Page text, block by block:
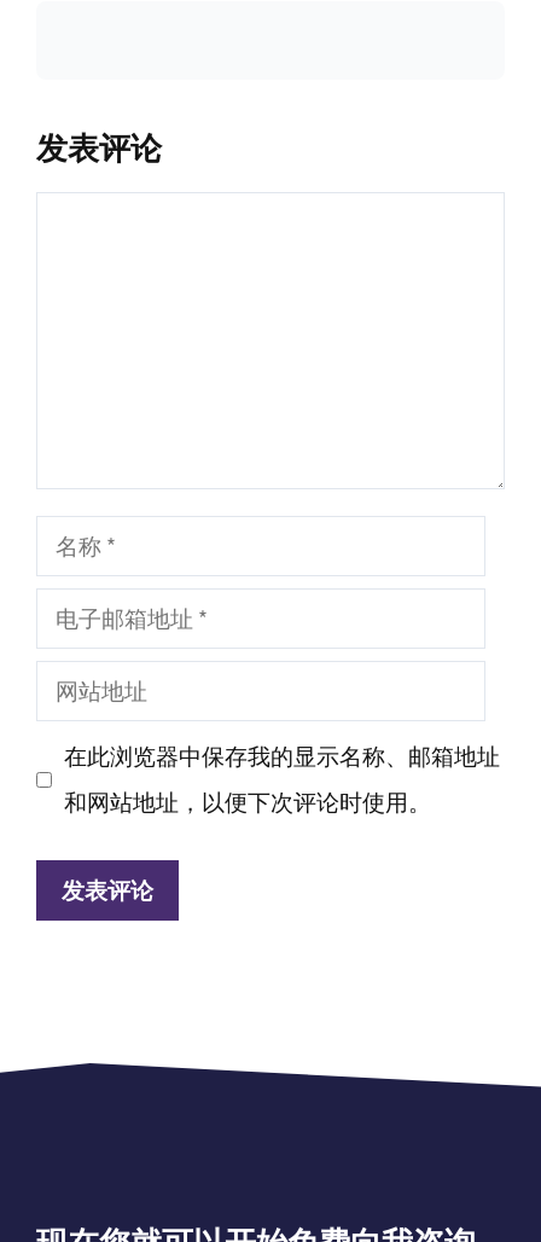
发表评论
称
电
子
邮
地
网
站
地
在此浏览器中保存我的显示名称、邮箱地址
和网站地址，以便下次评论时使用。